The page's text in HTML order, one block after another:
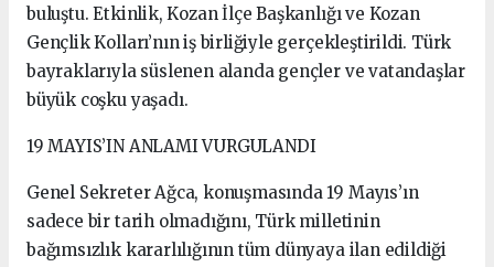
buluştu. Etkinlik, Kozan İlçe Başkanlığı ve Kozan
Gençlik Kolları’nın iş birliğiyle gerçekleştirildi. Türk
bayraklarıyla süslenen alanda gençler ve vatandaşlar
büyük coşku yaşadı.
19 MAYIS’IN ANLAMI VURGULANDI
Genel Sekreter Ağca, konuşmasında 19 Mayıs’ın
sadece bir tarih olmadığını, Türk milletinin
bağımsızlık kararlılığının tüm dünyaya ilan edildiği